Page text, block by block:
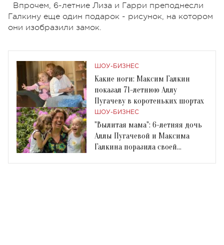
Впрочем, 6-летние Лиза и Гарри преподнесли
Галкину еще один подарок - рисунок, на котором
они изобразили замок.
ШОУ-БИЗНЕС
Какие ноги: Максим Галкин
показал 71-летнюю Аллу
Пугачеву в коротеньких шортах
ШОУ-БИЗНЕС
"Вылитая мама": 6-летняя дочь
Аллы Пугачевой и Максима
Галкина поразила своей